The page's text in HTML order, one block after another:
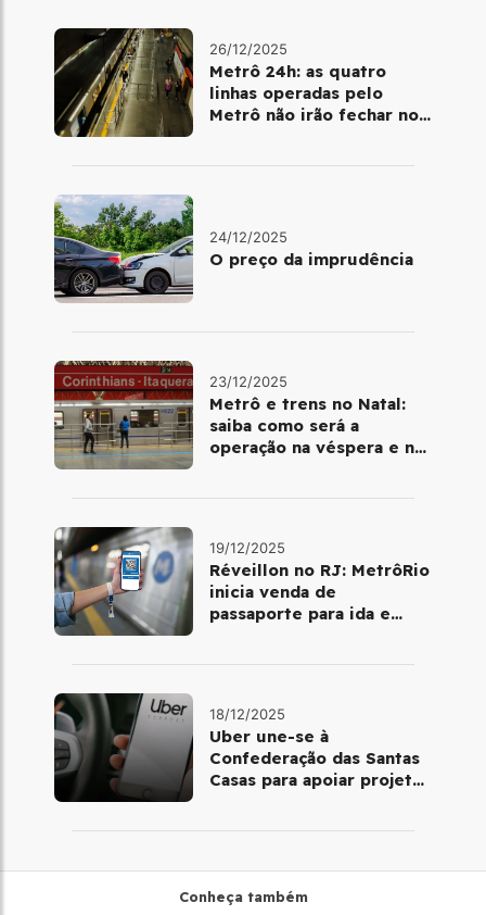
26/12/2025
Metrô 24h: as quatro
linhas operadas pelo
Metrô não irão fechar no
24/12/2025
O preço da imprudência
23/12/2025
Metrô e trens no Natal:
saiba como será a
operação na véspera e no
19/12/2025
Réveillon no RJ: MetrôRio
inicia venda de
passaporte para ida e
18/12/2025
Uber une-se à
Confederação das Santas
Casas para apoiar projetos
Conheça também